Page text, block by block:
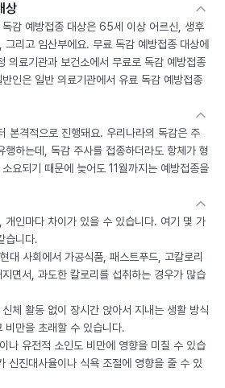
상
독감 예방접종 대상은 65세 이상 어르신, 생후
리고 임산부에요. 무료 독감 예방접종 대상에
의료기관과 보건소에서 무료로 독감 예방접종
인은 일반 의료기관에서 유료 독감 예방접종
본격적으로 진행돼요. 우리나라의 독감은 주
행하는데, 독감 주사를 접종하더라도 항체가 형
요되기 때문에 늦어도 11월까지는 예방접종을
개인마다 차이가 있을 수 있습니다. 여기 몇 가
습니다.
대 사회에서 가공식품, 패스트푸드, 고칼로리
면서, 과도한 칼로리를 섭취하는 경우가 많습
체 활동 없이 장시간 앉아서 지내는 생활 방식
비만을 초래할 수 있습니다.
나 유전적 소인도 비만에 영향을 미칠 수 있습
신진대사율이나 식욕 조절에 영향을 줄 수 있